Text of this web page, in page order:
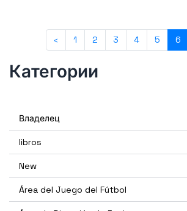
‹ 1 2 3 4 5 6
Категории
Владелец
libros
New
Área del Juego del Fútbol